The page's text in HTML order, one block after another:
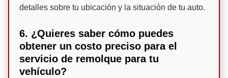
detalles sobre tu ubicación y la situación de tu auto.
6. ¿Quieres saber cómo puedes
obtener un costo preciso para el
servicio de remolque para tu
vehículo?